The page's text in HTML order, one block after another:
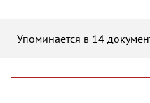
Упоминается в 14